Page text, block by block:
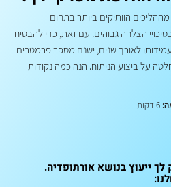
הוותיקים ביותר בתחום
הצלחה גבוהים. עם זאת, כדי להבטיח
לאורך שנים, ישנם מספר פרמטרים
על ביצוע הניתוח. הנה כמה נקודות
ייעוץ בנושא אורתופדיה.